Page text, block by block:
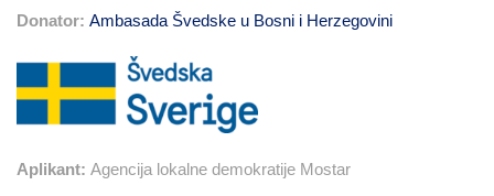
Donator: Ambasada Švedske u Bosni i Herzegovini
Aplikant: Agencija lokalne demokratije Mostar